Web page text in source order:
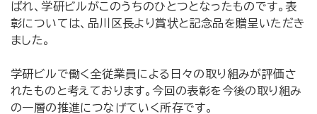
ばれ、学研ビルがこのうちのひとつとなったものです。表
彰については、品川区長より賞状と記念品を贈呈いただき
ました。
学研ビルで働く全従業員による日々の取り組みが評価さ
れたものと考えております。今回の表彰を今後の取り組み
の一層の推進につなげていく所存です。